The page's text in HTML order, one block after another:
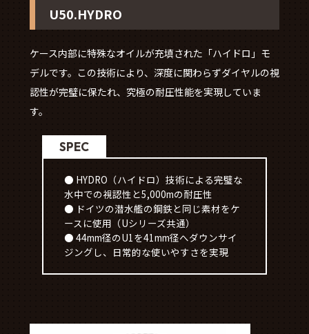
U50.HYDRO
ケース内部に特殊なオイルが充填された「ハイドロ」モ
デルです。この技術により、深度に関わらずダイヤルの視
認性が完璧に保たれ、究極の耐圧性能を実現していま
す。
SPEC
● HYDRO（ハイドロ）技術による完璧な
水中での視認性と5,000mの耐圧性
● ドイツの潜水艦の鋼鉄と同じ素材をケ
ースに使用（Uシリーズ共通）
● 44mm径のU1を41mm径へダウンサイ
ジングし、日常的な使いやすさを実現